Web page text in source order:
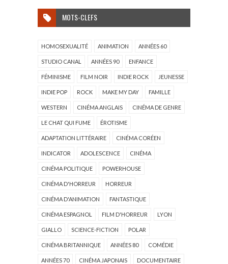
MOTS-CLEFS
HOMOSEXUALITÉ ANIMATION ANNÉES 60
STUDIO CANAL ANNÉES 90 ENFANCE
FÉMINISME FILM NOIR INDIE ROCK JEUNESSE
INDIE POP ROCK MAKE MY DAY FAMILLE
WESTERN CINÉMA ANGLAIS CINÉMA DE GENRE
LE CHAT QUI FUME ÉROTISME
ADAPTATION LITTÉRAIRE CINÉMA CORÉEN
INDICATOR ADOLESCENCE CINÉMA
CINÉMA POLITIQUE POWERHOUSE
CINÉMA D'HORREUR HORREUR
CINÉMA D'ANIMATION FANTASTIQUE
CINÉMA ESPAGNOL FILM D'HORREUR LYON
GIALLO SCIENCE-FICTION POLAR
CINÉMA BRITANNIQUE ANNÉES 80 COMÉDIE
ANNÉES 70 CINÉMA JAPONAIS DOCUMENTAIRE